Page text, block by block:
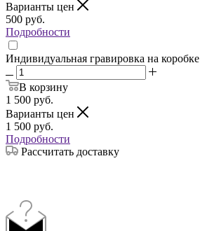
Варианты цен
500 руб.
Подробности
Индивидуальная гравировка на коробке
В корзину
1 500 руб.
Варианты цен
1 500 руб.
Подробности
Рассчитать доставку